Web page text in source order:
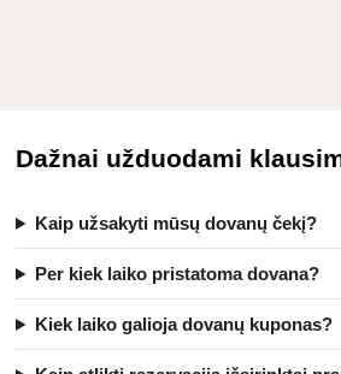
Dažnai užduodami
Kaip užsakyti mūsų dovanų čekį?
Per kiek laiko pristatoma dovana?
Kiek laiko galioja dovanų kuponas?